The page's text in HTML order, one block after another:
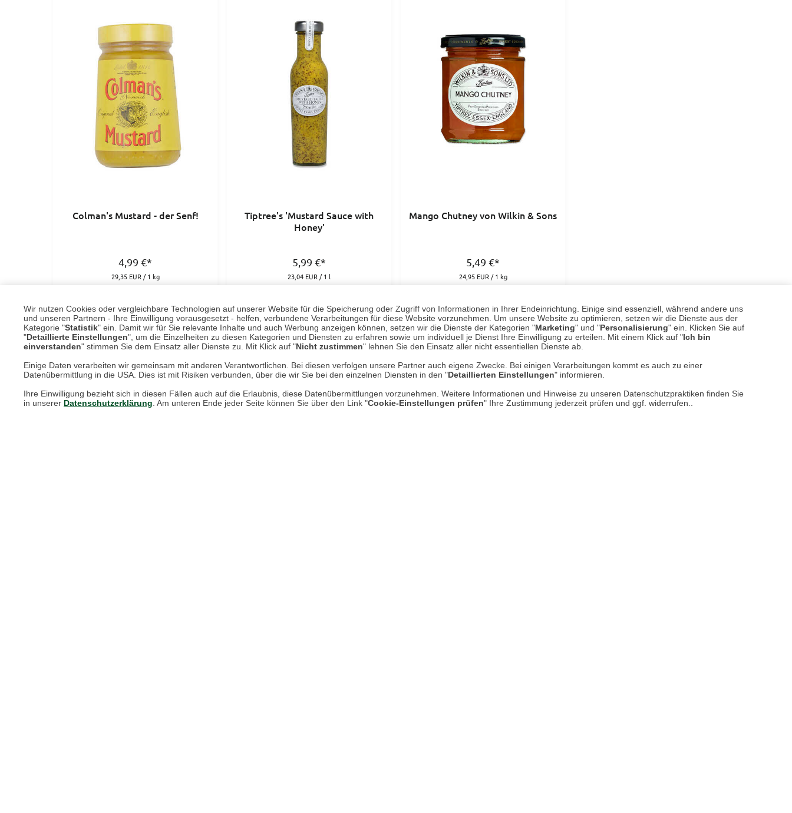
Wir nutzen Cookies oder vergleichbare Technologien auf unserer Website für die Speicherung oder Zugriff von Informationen in Ihrer Endeinrichtung. Einige sind essenziell, während andere uns
und unseren Partnern - Ihre Einwilligung vorausgesetzt - helfen, verbundene Verarbeitungen für diese Website vorzunehmen. Um unsere Website zu optimieren, setzen wir die Dienste aus der
Kategorie "Statistik" ein. Damit wir für Sie relevante Inhalte und auch Werbung anzeigen können, setzen wir die Dienste der Kategorien "Marketing" und "Personalisierung" ein. Klicken Sie auf
"Detaillierte Einstellungen", um die Einzelheiten zu diesen Kategorien und Diensten zu erfahren sowie um individuell je Dienst Ihre Einwilligung zu erteilen. Mit einem Klick auf "Ich bin
einverstanden" stimmen Sie dem Einsatz aller Dienste zu. Mit Klick auf "Nicht zustimmen" lehnen Sie den Einsatz aller nicht essentiellen Dienste ab.
Einige Daten verarbeiten wir gemeinsam mit anderen Verantwortlichen. Bei diesen verfolgen unsere Partner auch eigene Zwecke. Bei einigen Verarbeitungen kommt es auch zu einer
Datenübermittlung in die USA. Dies ist mit Risiken verbunden, über die wir Sie bei den einzelnen Diensten in den "Detaillierten Einstellungen" informieren.
Ihre Einwilligung bezieht sich in diesen Fällen auch auf die Erlaubnis, diese Datenübermittlungen vorzunehmen. Weitere Informationen und Hinweise zu unseren Datenschutzpraktiken finden Sie
in unserer Datenschutzerklärung . Am unteren Ende jeder Seite können Sie über den Link "Cookie-Einstellungen prüfen" Ihre Zustimmung jederzeit prüfen und ggf. widerrufen..
Colman's Mustard - der Senf!
4,99 €*
29,35 EUR / 1 kg
Tiptree's 'Mustard Sauce with
Honey'
5,99 €*
23,04 EUR / 1 l
Mango Chutney von Wilkin & Sons
5,49 €*
24,95 EUR / 1 kg
Herzhafte Delikatessen: Englische Soßen & Chutneys
Die englische Küche sei fade das ist das hartnäckigste Vorurteil der europäischen Gastronomiegeschichte. Wer das immer noch glaubt, kennt die indischen Einflüsse nicht,